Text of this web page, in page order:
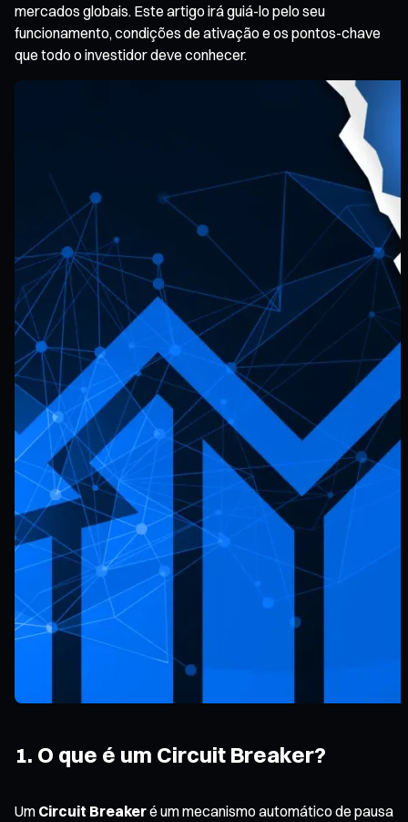
mercados globais. Este artigo irá guiá-lo pelo seu
funcionamento, condições de ativação e os pontos-chave
que todo o investidor deve conhecer.
1. O que é um Circuit Breaker?
Um Circuit Breakeré um mecanismo automático de pausa